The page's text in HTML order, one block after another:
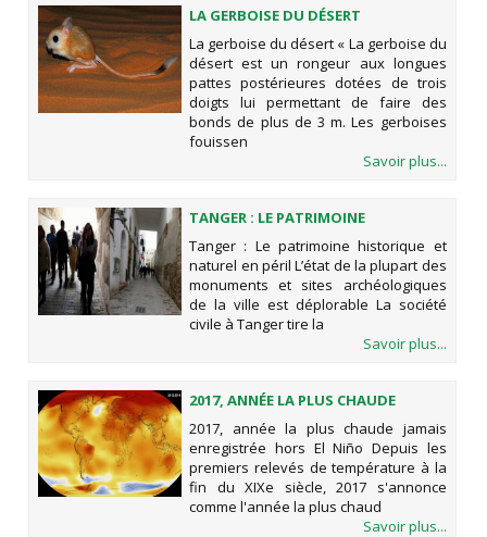
LA GERBOISE DU DÉSERT
La gerboise du désert « La gerboise du
désert est un rongeur aux longues
pattes postérieures dotées de trois
doigts lui permettant de faire des
bonds de plus de 3 m. Les gerboises
fouissen
Savoir plus...
TANGER : LE PATRIMOINE
HISTORIQUE ET NATUREL EN PÉRIL
Tanger : Le patrimoine historique et
naturel en péril L’état de la plupart des
monuments et sites archéologiques
de la ville est déplorable La société
civile à Tanger tire la
Savoir plus...
2017, ANNÉE LA PLUS CHAUDE
JAMAIS ENREGISTRÉE HORS EL NIÑO
2017, année la plus chaude jamais
enregistrée hors El Niño Depuis les
premiers relevés de température à la
fin du XIXe siècle, 2017 s'annonce
comme l'année la plus chaud
Savoir plus...